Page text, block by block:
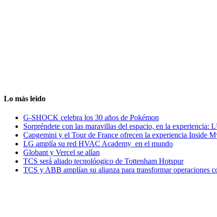
Lo más leido
G-SHOCK celebra los 30 años de Pokémon
Sorpréndete con las maravillas del espacio, en la experiencia:
Capgemini y el Tour de France ofrecen la experiencia Inside
LG amplía su red HVAC Academy en el mundo
Globant y Vercel se alían
TCS será aliado tecnolóogico de Tottenham Hotspur
TCS y ABB amplían su alianza para transformar operaciones